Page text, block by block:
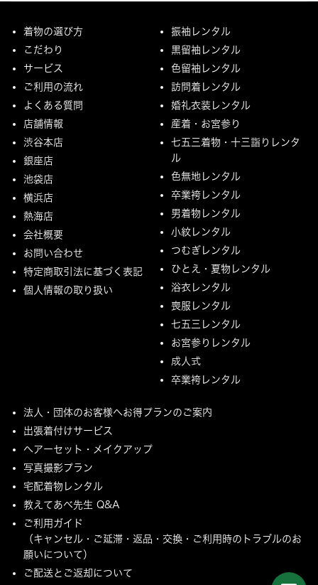
着物の選び方
こだわり
サービス
ご利用の流れ
よくある質問
店舗情報
渋谷本店
銀座店
池袋店
横浜店
熱海店
会社概要
お問い合わせ
特定商取引法に基づく表記
個人情報の取り扱い
振袖レンタル
黒留袖レンタル
色留袖レンタル
訪問着レンタル
婚礼衣装レンタル
産着・お宮参り
七五三着物・十三詣りレンタ
ル
色無地レンタル
卒業袴レンタル
男着物レンタル
小紋レンタル
つむぎレンタル
ひとえ・夏物レンタル
浴衣レンタル
喪服レンタル
七五三レンタル
お宮参りレンタル
成人式
卒業袴レンタル
法人・団体のお客様へお得プランのご案内
出張着付けサービス
ヘアーセット・メイクアップ
写真撮影プラン
宅配着物レンタル
教えてあべ先生 Q&A
ご利用ガイド
（キャンセル・ご延滞・返品・交換・ご利用時のトラブルのお
願いについて）
ご配送とご返却について